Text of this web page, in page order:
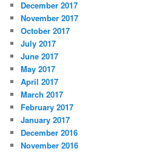
December 2017
November 2017
October 2017
July 2017
June 2017
May 2017
April 2017
March 2017
February 2017
January 2017
December 2016
November 2016